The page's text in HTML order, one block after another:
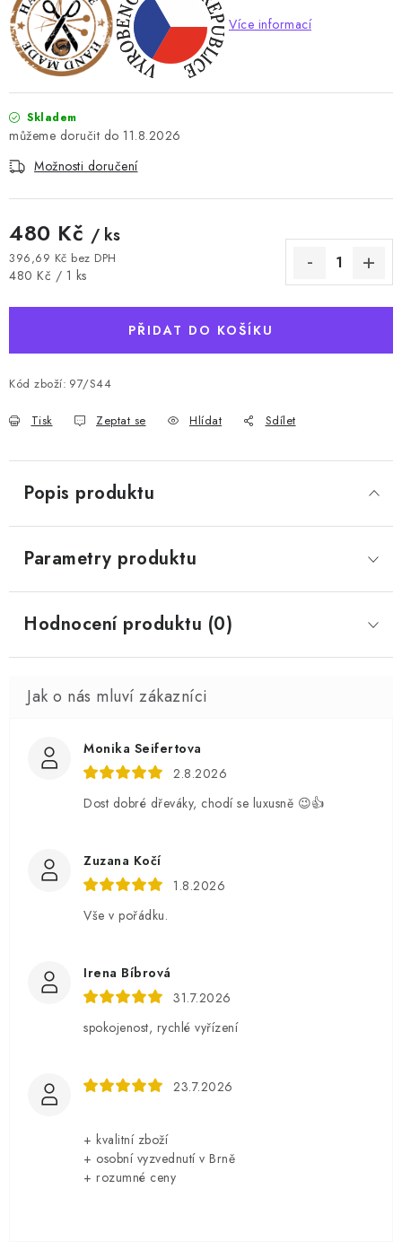
Více informací
Skladem
11.8.2026
Možnosti doručení
480 Kč / ks
396,69 Kč bez DPH
Měrná cena:
480 Kč / 1 ks
PŘIDAT DO KOŠÍKU
Kód zboží: 97/S44
Tisk Zeptat se Hlídat Sdílet
Popis produktu
Parametry produktu
Hodnocení produktu (0)
Monika Seifertova
2.8.2026
Dost dobré dřeváky, chodí se luxusně 😉👍
Zuzana Kočí
1.8.2026
Vše v pořádku.
Irena Bíbrová
31.7.2026
spokojenost, rychlé vyřízení
23.7.2026
+ kvalitní zboží
+ osobní vyzvednutí v Brně
+ rozumné ceny